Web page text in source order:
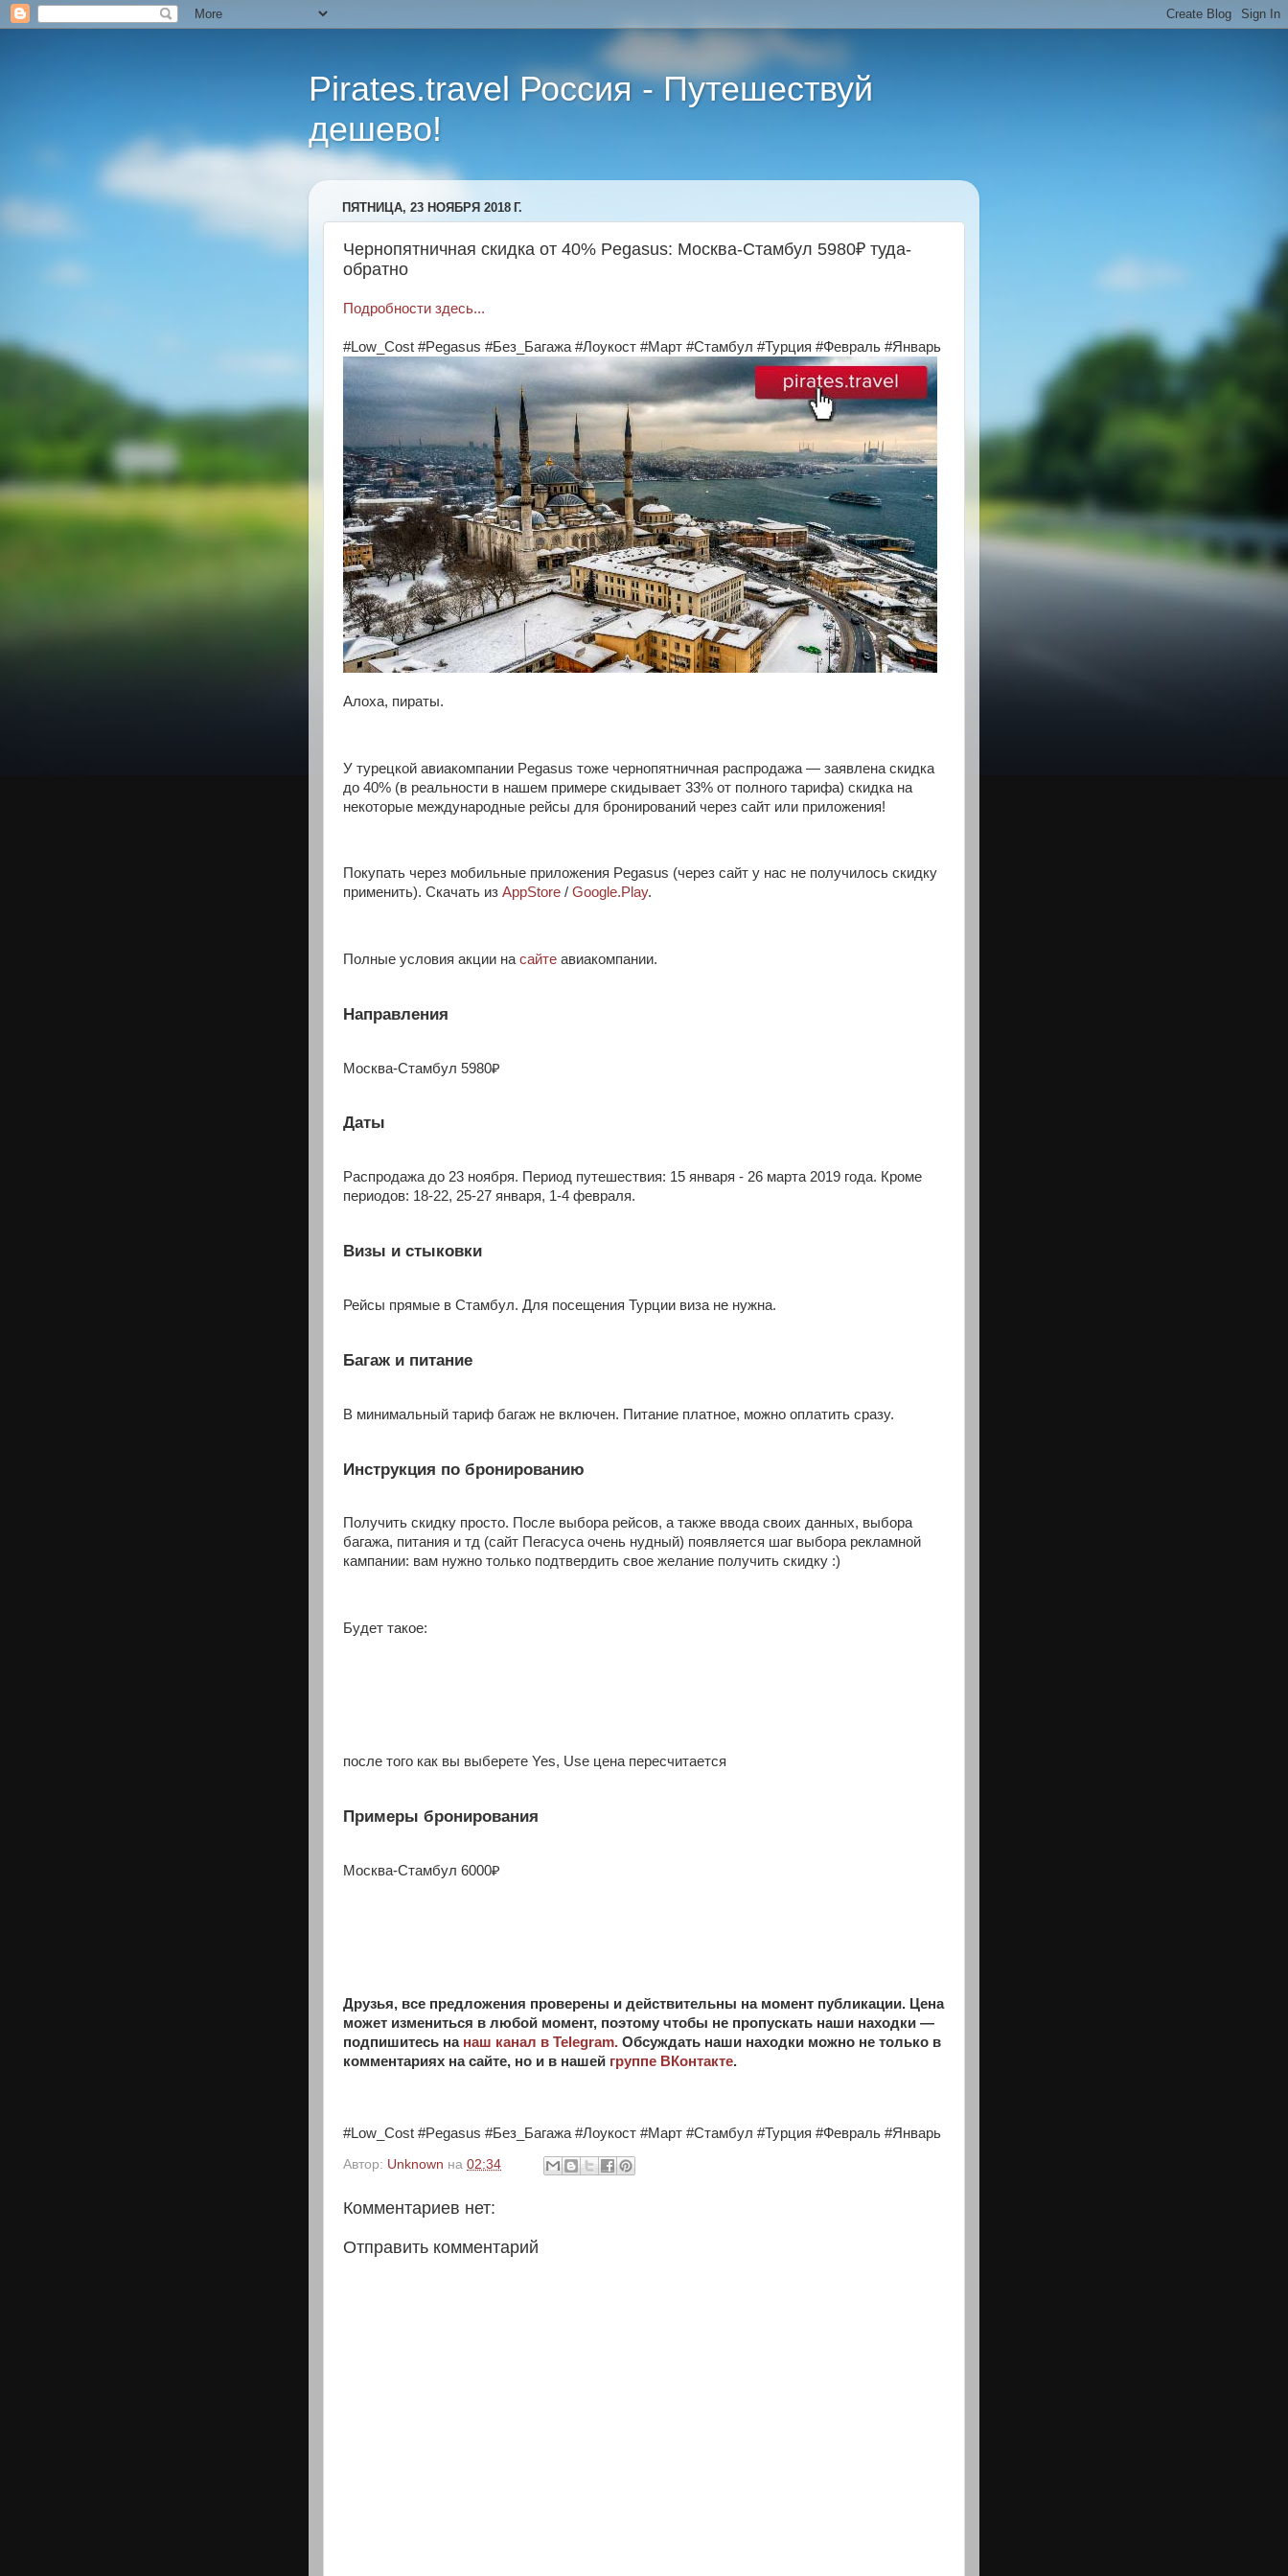
Pirates.travel Россия - Путешествуй
дешево!
ПЯТНИЦА, 23 НОЯБРЯ 2018 Г.
Чернопятничная скидка от 40% Pegasus: Москва-Стамбул 5980₽ туда-
обратно
Подробности здесь...
#Low_Cost #Pegasus #Без_Багажа #Лоукост #Март #Стамбул #Турция #Февраль #Январь
Алоха, пираты.
У турецкой авиакомпании Pegasus тоже чернопятничная распродажа — заявлена скидка
до 40% (в реальности в нашем примере скидывает 33% от полного тарифа) скидка на
некоторые международные рейсы для бронирований через сайт или приложения!
Покупать через мобильные приложения Pegasus (через сайт у нас не получилось скидку
применить). Скачать из AppStore / Google.Play.
Полные условия акции на сайте авиакомпании.
Направления
Москва-Стамбул 5980₽
Даты
Распродажа до 23 ноября. Период путешествия: 15 января - 26 марта 2019 года. Кроме
периодов: 18-22, 25-27 января, 1-4 февраля.
Визы и стыковки
Рейсы прямые в Стамбул. Для посещения Турции виза не нужна.
Багаж и питание
В минимальный тариф багаж не включен. Питание платное, можно оплатить сразу.
Инструкция по бронированию
Получить скидку просто. После выбора рейсов, а также ввода своих данных, выбора
багажа, питания и тд (сайт Пегасуса очень нудный) появляется шаг выбора рекламной
кампании: вам нужно только подтвердить свое желание получить скидку :)
Будет такое:
после того как вы выберете Yes, Use цена пересчитается
Примеры бронирования
Москва-Стамбул 6000₽
Друзья, все предложения проверены и действительны на момент публикации. Цена
может измениться в любой момент, поэтому чтобы не пропускать наши находки —
подпишитесь на наш канал в Telegram. Обсуждать наши находки можно не только в
комментариях на сайте, но и в нашей группе ВКонтакте.
#Low_Cost #Pegasus #Без_Багажа #Лоукост #Март #Стамбул #Турция #Февраль #Январь
Автор: Unknown на 02:34
Комментариев нет:
Отправить комментарий